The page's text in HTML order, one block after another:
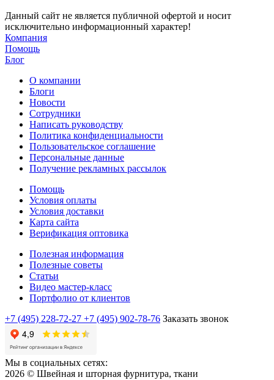
Данный сайт не является публичной офертой и носит
исключительно информационный характер!
Компания
Помощь
Блог
О компании
Блоги
Новости
Сотрудники
Написать руководству
Политика конфиденциальности
Пользовательское соглашение
Персональные данные
Получение рекламных рассылок
Помощь
Условия оплаты
Условия доставки
Карта сайта
Верификация оптовика
Полезная информация
Полезные советы
Статьи
Видео мастер-класс
Портфолио от клиентов
+7 (495) 228-72-27 +7 (495) 902-78-76 Заказать звонок
Мы в социальных сетях:
2026 © Швейная и шторная фурнитура, ткани